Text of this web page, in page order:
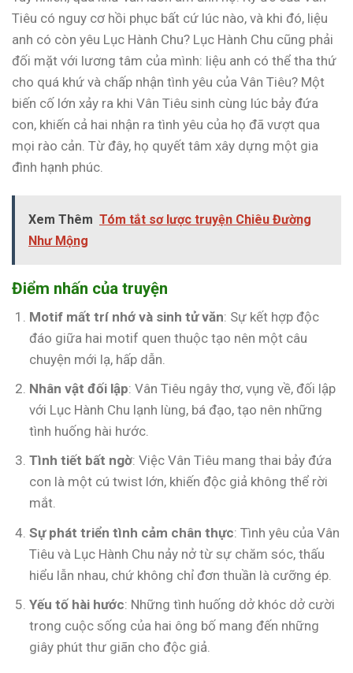
Tiêu có nguy cơ hồi phục bất cứ lúc nào, và khi đó, liệu
anh có còn yêu Lục Hành Chu? Lục Hành Chu cũng phải
đối mặt với lương tâm của mình: liệu anh có thể tha thứ
cho quá khứ và chấp nhận tình yêu của Vân Tiêu? Một
biến cố lớn xảy ra khi Vân Tiêu sinh cùng lúc bảy đứa
con, khiến cả hai nhận ra tình yêu của họ đã vượt qua
mọi rào cản. Từ đây, họ quyết tâm xây dựng một gia
đình hạnh phúc.
Xem Thêm Tóm tắt sơ lược truyện Chiêu Đường
Như Mộng
Điểm nhấn của truyện
Motif mất trí nhớ và sinh tử văn: Sự kết hợp độc
đáo giữa hai motif quen thuộc tạo nên một câu
chuyện mới lạ, hấp dẫn.
Nhân vật đối lập: Vân Tiêu ngây thơ, vụng về, đối lập
với Lục Hành Chu lạnh lùng, bá đạo, tạo nên những
tình huống hài hước.
Tình tiết bất ngờ: Việc Vân Tiêu mang thai bảy đứa
con là một cú twist lớn, khiến độc giả không thể rời
mắt.
Sự phát triển tình cảm chân thực: Tình yêu của Vân
Tiêu và Lục Hành Chu nảy nở từ sự chăm sóc, thấu
hiểu lẫn nhau, chứ không chỉ đơn thuần là cưỡng ép.
Yếu tố hài hước: Những tình huống dở khóc dở cười
trong cuộc sống của hai ông bố mang đến những
giây phút thư giãn cho độc giả.